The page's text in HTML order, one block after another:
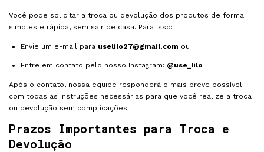
Você pode solicitar a troca ou devolução dos produtos de forma
simples e rápida, sem sair de casa. Para isso:
Envie um e-mail para uselilo27@gmail.com ou
Entre em contato pelo nosso Instagram: @use_lilo
Após o contato, nossa equipe responderá o mais breve possível
com todas as instruções necessárias para que você realize a troca
ou devolução sem complicações.
Prazos Importantes para Troca e
Devolução